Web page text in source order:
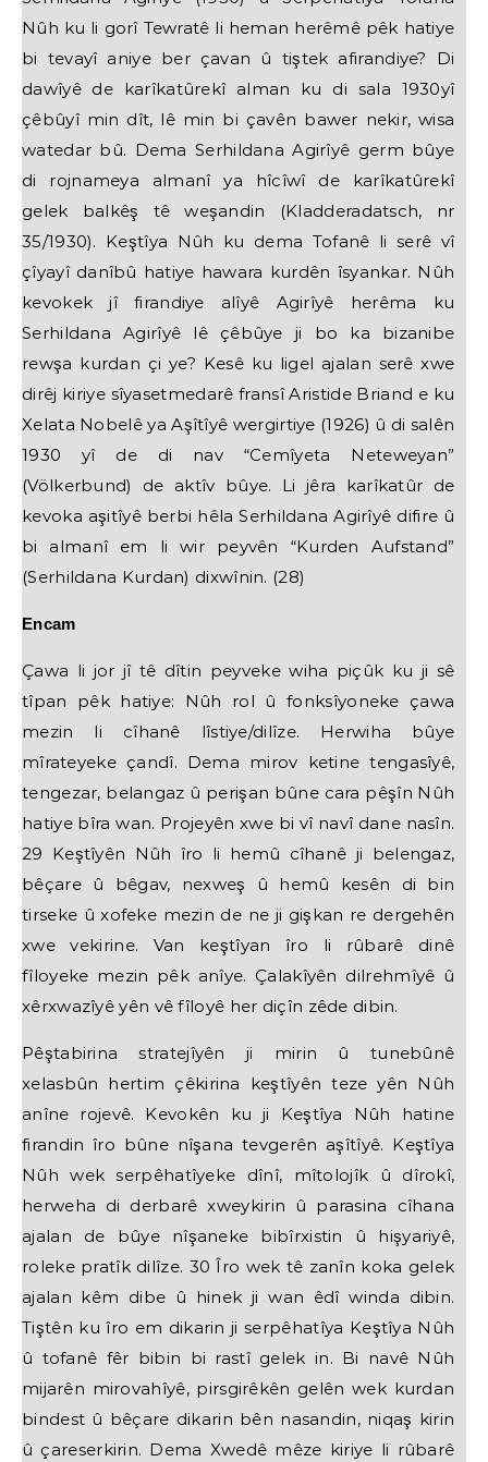
Nûh ku li gorî Tewratê li heman herêmê pêk hatiye
bi tevayî aniye ber çavan û tiştek afirandiye? Di
dawîyê de karîkatûrekî alman ku di sala 1930yî
çêbûyî min dît, lê min bi çavên bawer nekir, wisa
watedar bû. Dema Serhildana Agirîyê germ bûye
di rojnameya almanî ya hîcîwî de karîkatûrekî
gelek balkêş tê weşandin (Kladderadatsch, nr
35/1930). Keştîya Nûh ku dema Tofanê li serê vî
çîyayî danîbû hatiye hawara kurdên îsyankar. Nûh
kevokek jî firandiye alîyê Agirîyê herêma ku
Serhildana Agirîyê lê çêbûye ji bo ka bizanibe
rewşa kurdan çi ye? Kesê ku ligel ajalan serê xwe
dirêj kiriye sîyasetmedarê fransî Aristide Briand e ku
Xelata Nobelê ya Aşîtîyê wergirtiye (1926) û di salên
1930 yî de di nav “Cemîyeta Neteweyan”
(Völkerbund) de aktîv bûye. Li jêra karîkatûr de
kevoka aşitîyê berbi hêla Serhildana Agirîyê difire û
bi almanî em li wir peyvên “Kurden Aufstand”
(Serhildana Kurdan) dixwînin. (28)
Encam
Çawa li jor jî tê dîtin peyveke wiha piçûk ku ji sê
tîpan pêk hatiye: Nûh rol û fonksîyoneke çawa
mezin li cîhanê lîstiye/dilîze. Herwiha bûye
mîrateyeke çandî. Dema mirov ketine tengasîyê,
tengezar, belangaz û perişan bûne cara pêşîn Nûh
hatiye bîra wan. Projeyên xwe bi vî navî dane nasîn.
29 Keştîyên Nûh îro li hemû cîhanê ji belengaz,
bêçare û bêgav, nexweş û hemû kesên di bin
tirseke û xofeke mezin de ne ji gişkan re dergehên
xwe vekirine. Van keştîyan îro li rûbarê dinê
fîloyeke mezin pêk anîye. Çalakîyên dilrehmîyê û
xêrxwazîyê yên vê fîloyê her diçîn zêde dibin.
Pêştabirina stratejîyên ji mirin û tunebûnê
xelasbûn hertim çêkirina keştîyên teze yên Nûh
anîne rojevê. Kevokên ku ji Keştîya Nûh hatine
firandin îro bûne nîşana tevgerên aşîtîyê. Keştîya
Nûh wek serpêhatîyeke dînî, mîtolojîk û dîrokî,
herweha di derbarê xweykirin û parasina cîhana
ajalan de bûye nîşaneke bibîrxistin û hişyariyê,
roleke pratîk dilîze. 30 Îro wek tê zanîn koka gelek
ajalan kêm dibe û hinek ji wan êdî winda dibin.
Tiştên ku îro em dikarin ji serpêhatîya Keştîya Nûh
û tofanê fêr bibin bi rastî gelek in. Bi navê Nûh
mijarên mirovahîyê, pirsgirêkên gelên wek kurdan
bindest û bêçare dikarin bên nasandin, niqaş kirin
û çareserkirin. Dema Xwedê mêze kiriye li rûbarê